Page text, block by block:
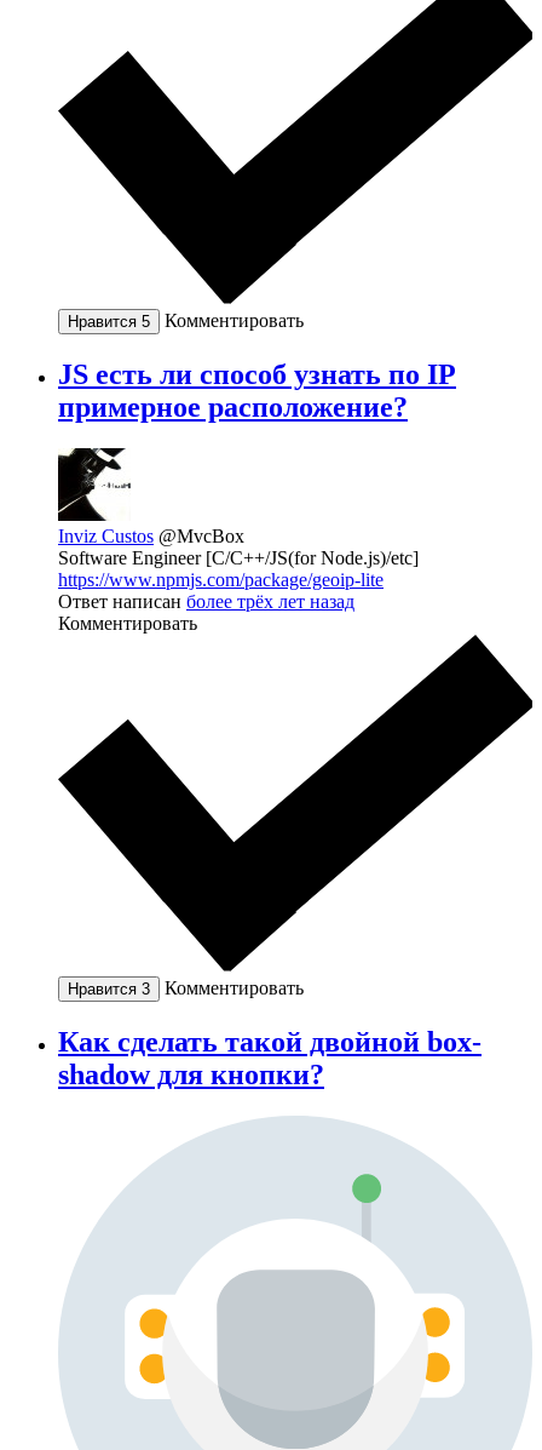
Нравится 5 Комментировать
JS есть ли способ узнать по IP
примерное расположение?
Inviz Custos @MvcBox
Software Engineer [C/C++/JS(for Node.js)/etc]
https://www.npmjs.com/package/geoip-lite
Ответ написан более трёх лет назад
Комментировать
Нравится 3 Комментировать
Как сделать такой двойной box-
shadow для кнопки?